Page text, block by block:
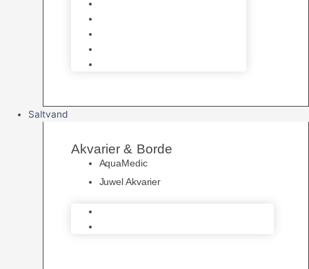
Saltvand
Akvarier & Borde
AquaMedic
Juwel Akvarier